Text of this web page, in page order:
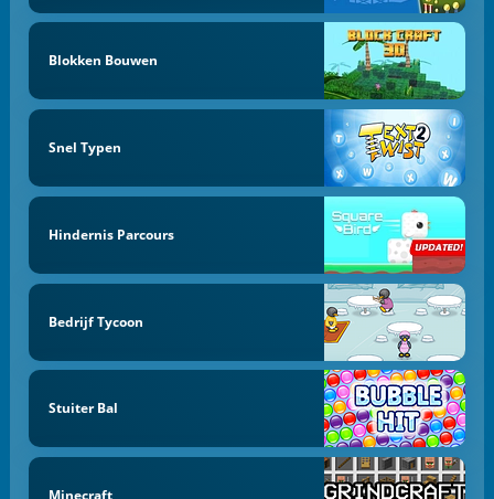
Blokken Bouwen
Snel Typen
Hindernis Parcours
Bedrijf Tycoon
Stuiter Bal